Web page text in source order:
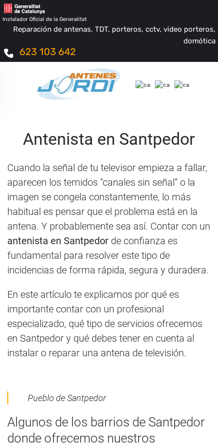
Instalador Oficial de la Generalitat
Reparación de antenas, TDT, porteros, cctv, video porteros,
domótica
623 103 642
Antenista en Santpedor
Cuando la señal de tu televisor empieza a fallar,
aparecen los temidos “canales sin señal” o la
imagen se congela constantemente, lo más
habitual es pensar que el problema está en la
antena. Y probablemente sea así. Contar con un
antenista en Santpedor de confianza es
fundamental para resolver este tipo de
incidencias de forma rápida, segura y duradera.
En este artículo te explicamos por qué es
importante contar con un profesional
especializado, qué tipo de servicios ofrecemos
en Santpedor y qué debes tener en cuenta al
instalar o reparar una antena de televisión.
Pueblo de Santpedor
Algunos de los barrios de Santpedor
donde ofrecemos nuestros